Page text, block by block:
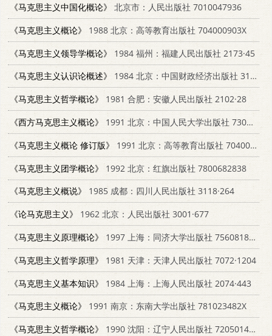
《马克思主义中国化概论》
北京市：人民出版社 7010047936
《马克思主义概论》
1988 北京：高等教育出版社 704000903X
《马克思主义领导学概论》
1984 福州：福建人民出版社 2173·45
《马克思主义认识论概述》
1984 北京：中国财政经济出版社 3166·047
《马克思主义哲学概论》
1981 合肥：安徽人民出版社 2102·28
《西方马克思主义概论》
1991 北京：中国人民大学出版社 7300010954
《马克思主义概论 修订版》
1991 北京：高等教育出版社 7040026929
《马克思主义团学概论》
1992 北京：红旗出版社 7800682838
《马克思主义概说》
1985 成都：四川人民出版社 3118·264
《论马克思主义》
1962 北京：人民出版社 3001·677
《马克思主义原理概论》 1997 上海：同济大学出版社 7560818706
《马克思主义哲学原理》
1981 天津：天津人民出版社 7072·1204
《马克思主义基本知识》
1984 上海：上海人民出版社 2074·443
《马克思主义概论》
1991 南京：东南大学出版社 781023482X
《马克思主义哲学概论》
1990 沈阳：辽宁人民出版社 7205014999